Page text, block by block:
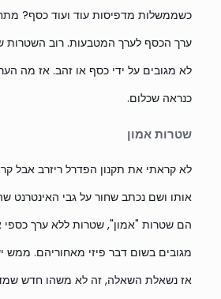
כשממשלות מדפיסות עוד ועוד כסף?
ערך הכסף לערך המטבעות. רוב השטרות
לא מגובים על ידי כסף או זהב. אז מה
כנראה שכלום.
שטרות אמון
לא קראתי את תקנון הפדרל ריזרב אבל
אותו ושם נכתב שחור על גבי האינטרנט
הם שטרות "אמון", שטרות ללא ערך
מגובים בשום דבר פיזי מאחוריהם. ממש
אז נשאלת השאלה, זה לא משהו חדש